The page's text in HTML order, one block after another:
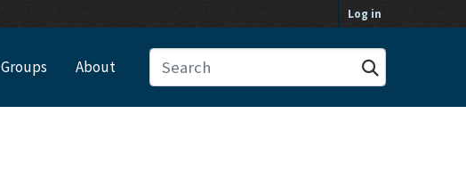
Log in
Groups About